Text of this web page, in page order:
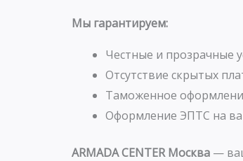
Мы гарантируем:
Честные и прозрачные
Отсутствие скрытых
Таможенное
Оформление ЭПТС на
ARMADA CENTER Москва —